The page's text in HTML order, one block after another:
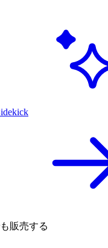
販売する